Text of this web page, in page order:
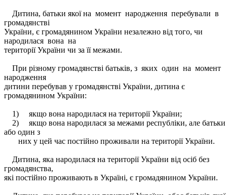
Дитина, батьки якої на момент народження перебували в
громадянстві
України, є громадянином України незалежно від того, чи
народилася вона на
території України чи за її межами.
При різному громадянстві батьків, з яких один на момент
народження
дитини перебував у громадянстві України, дитина є
громадянином України:
1) якщо вона народилася на території України;
2) якщо вона народилася за межами республіки, але батьки
або один з
них у цей час постійно проживали на території України.
Дитина, яка народилася на території України від осіб без
громадянства,
які постійно проживають в Україні, є громадянином України.